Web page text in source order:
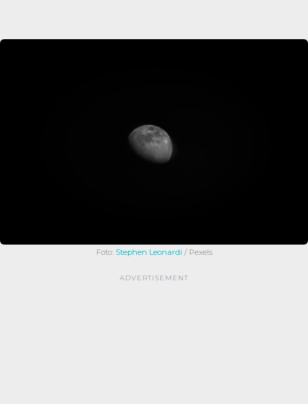
Foto: Stephen Leonardi / Pexels